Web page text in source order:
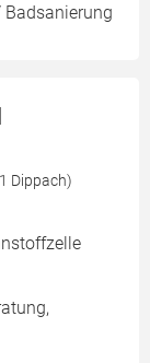
Badsanierung
Dippach)